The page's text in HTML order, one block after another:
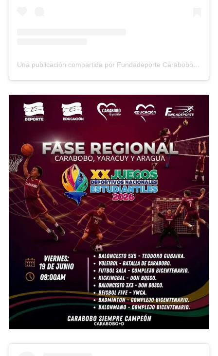
Una publicación compartida por Fundadeporte Carabobo (@fundadeporte)